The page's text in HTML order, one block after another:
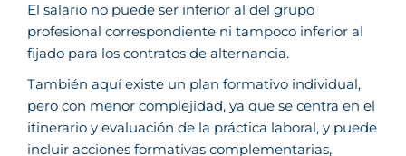
El salario no puede ser inferior al del grupo
profesional correspondiente ni tampoco inferior al
fijado para los contratos de alternancia.
También aquí existe un plan formativo individual,
pero con menor complejidad, ya que se centra en el
itinerario y evaluación de la práctica laboral, y puede
incluir acciones formativas complementarias,